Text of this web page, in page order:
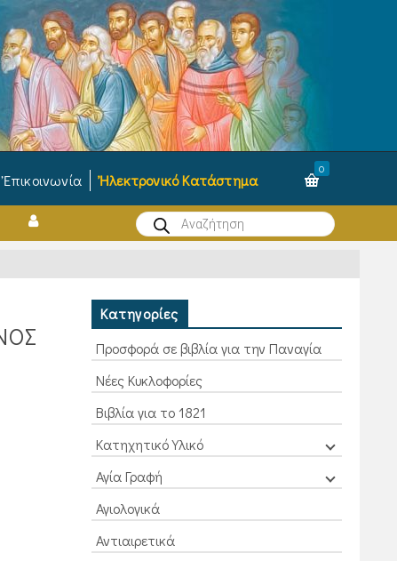
Ἐπικοινωνία Ἠλεκτρονικό Κατάστημα
0
Products
search
Κατηγορίες
Προσφορά σε βιβλία για την Παναγία
Νέες Κυκλοφορίες
Βιβλία για το 1821
Κατηχητικό Υλικό
Αγία Γραφή
Αγιολογικά
Αντιαιρετικά